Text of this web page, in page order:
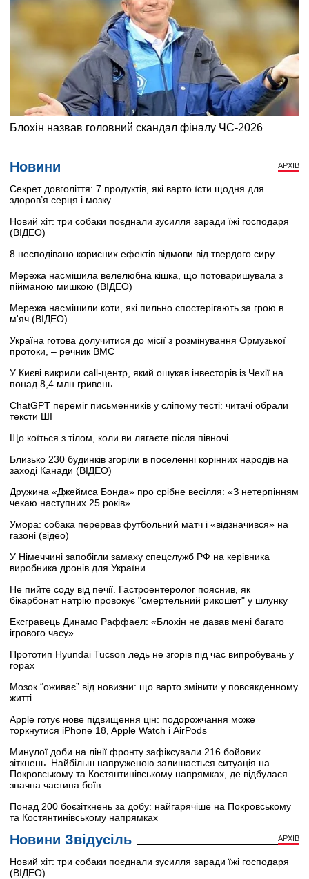
Новини АРХІВ
Секрет довголіття: 7 продуктів, які варто їсти щодня для
здоров’я серця і мозку
Новий хіт: три собаки поєднали зусилля заради їжі господаря
(ВІДЕО)
8 несподівано корисних ефектів відмови від твердого сиру
Мережа насмішила велелюбна кішка, що потоваришувала з
пійманою мишкою (ВІДЕО)
Мережа насмішили коти, які пильно спостерігають за грою в
м'яч (ВІДЕО)
Україна готова долучитися до місії з розмінування Ормузької
протоки, – речник ВМС
У Києві викрили call-центр, який ошукав інвесторів із Чехії на
понад 8,4 млн гривень
ChatGPT переміг письменників у сліпому тесті: читачі обрали
тексти ШІ
Що коїться з тілом, коли ви лягаєте після півночі
Близько 230 будинків згоріли в поселенні корінних народів на
заході Канади (ВІДЕО)
Дружина «Джеймса Бонда» про срібне весілля: «З нетерпінням
чекаю наступних 25 років»
Умора: собака перервав футбольний матч і «відзначився» на
газоні (відео)
У Німеччині запобігли замаху спецслужб РФ на керівника
виробника дронів для України
Не пийте соду від печії. Гастроентеролог пояснив, як
бікарбонат натрію провокує "смертельний рикошет" у шлунку
Ексгравець Динамо Раффаел: «Блохін не давав мені багато
ігрового часу»
Прототип Hyundai Tucson ледь не згорів під час випробувань у
горах
Мозок “оживає” від новизни: що варто змінити у повсякденному
житті
Apple готує нове підвищення цін: подорожчання може
торкнутися iPhone 18, Apple Watch і AirPods
Минулої доби на лінії фронту зафіксували 216 бойових
зіткнень. Найбільш напруженою залишається ситуація на
Покровському та Костянтинівському напрямках, де відбулася
значна частина боїв.
Понад 200 боєзіткнень за добу: найгарячіше на Покровському
та Костянтинівському напрямках
Новини Звідусіль АРХІВ
Новий хіт: три собаки поєднали зусилля заради їжі господаря
(ВІДЕО)